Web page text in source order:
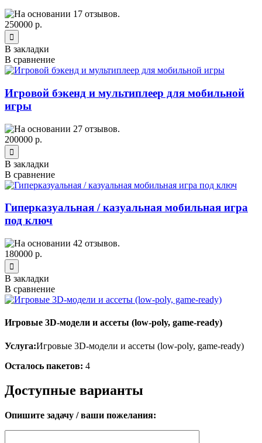
250000 р.
В закладки
В сравнение
Игровой бэкенд и мультиплеер для мобильной
игры
200000 р.
В закладки
В сравнение
Гиперказуальная / казуальная мобильная игра
под ключ
180000 р.
В закладки
В сравнение
Игровые 3D-модели и ассеты (low-poly, game-ready)
Услуга:Игровые 3D-модели и ассеты (low-poly, game-ready)
Осталось пакетов: 4
Доступные варианты
Опишите задачу / ваши пожелания: